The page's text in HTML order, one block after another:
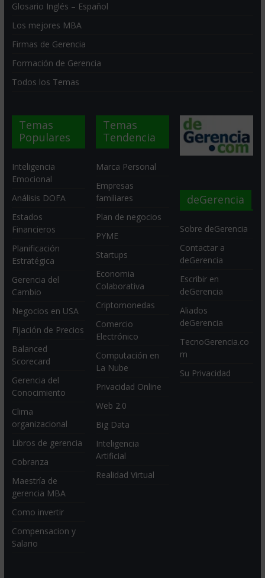
Glosario Inglés – Español
Los mejores MBA
Firmas de Gerencia
Formación de Gerencia
Todos los Temas
Temas
Populares
Inteligencia
Emocional
Análisis DOFA
Estados
Financieros
Planificación
Estratégica
Gerencia del
Cambio
Negocios en USA
Fijación de Precios
Balanced
Scorecard
Gerencia del
Conocimiento
Clima
organizacional
Libros de gerencia
Cobranza
Maestría de
gerencia MBA
Como invertir
Compensacion y
Salario
Temas
Tendencia
Marca Personal
Empresas
familiares
Plan de negocios
PYME
Startups
Economia
Colaborativa
Criptomonedas
Comercio
Electrónico
Computación en
La Nube
Privacidad Online
Web 2.0
Big Data
Inteligencia
Artificial
Realidad Virtual
deGerencia
Sobre deGerencia
Contactar a
deGerencia
Escribir en
deGerencia
Aliados
deGerencia
TecnoGerencia.co
m
Su Privacidad